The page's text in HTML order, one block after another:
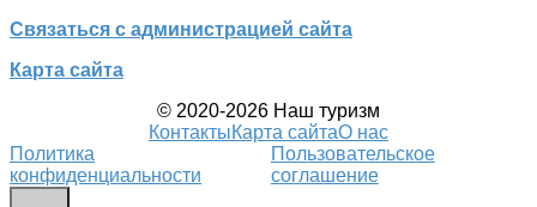
Связаться с администрацией сайта
Карта сайта
© 2020-2026 Наш туризм
КонтактыКарта сайтаО нас
Политика
конфиденциальности
Пользовательское
соглашение